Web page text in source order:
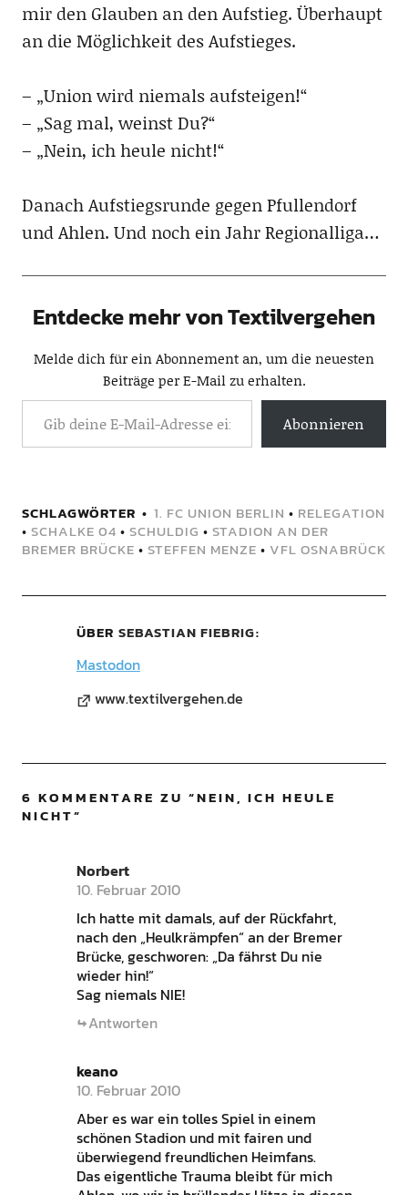
mir den Glauben an den Aufstieg. Überhaupt
an die Möglichkeit des Aufstieges.
– „Union wird niemals aufsteigen!“
– „Sag mal, weinst Du?“
– „Nein, ich heule nicht!“
Danach Aufstiegsrunde gegen Pfullendorf
und Ahlen. Und noch ein Jahr Regionalliga…
Entdecke mehr von Textilvergehen
Melde dich für ein Abonnement an, um die neuesten
Beiträge per E-Mail zu erhalten.
Abonnieren
SCHLAGWÖRTER 1. FC UNION BERLIN • RELEGATION
• SCHALKE 04 • SCHULDIG • STADION AN DER
BREMER BRÜCKE • STEFFEN MENZE • VFL OSNABRÜCK
ÜBER SEBASTIAN FIEBRIG
Mastodon
www.textilvergehen.de
6 KOMMENTARE ZU “NEIN, ICH HEULE
NICHT”
Norbert
10. Februar 2010
Ich hatte mit damals, auf der Rückfahrt,
nach den „Heulkrämpfen“ an der Bremer
Brücke, geschworen: „Da fährst Du nie
wieder hin!“
Sag niemals NIE!
Antworten
keano
10. Februar 2010
Aber es war ein tolles Spiel in einem
schönen Stadion und mit fairen und
überwiegend freundlichen Heimfans.
Das eigentliche Trauma bleibt für mich